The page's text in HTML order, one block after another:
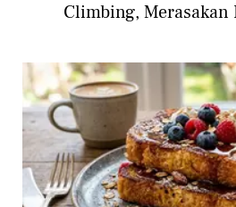
Climbing, Merasakan